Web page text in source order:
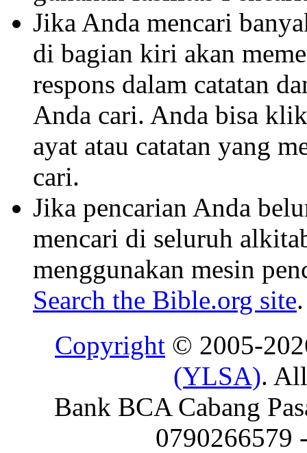
Jika Anda mencari
di bagian kiri akan
respons dalam catatan
Anda cari. Anda bisa
ayat atau catatan yang
cari.
Jika pencarian Anda
mencari di seluruh
menggunakan mesin
Search the Bible.org site.
Copyright © 2005-
(YLSA).
Bank BCA Cabang
0790266579